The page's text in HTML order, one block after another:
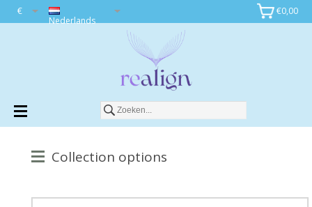
€0,00
Nederlands
€
Collection options